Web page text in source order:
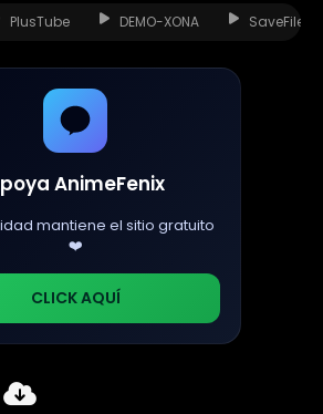
PlusTube DEMO-XONA SaveFiles
AnimeFenix
mantiene el sitio gratuito
❤️
CLICK AQUÍ